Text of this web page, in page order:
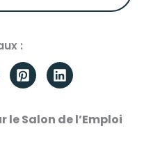
:
le Salon de l’Emploi